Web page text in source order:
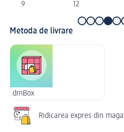
9 12
Metoda de livrare
dmBox
Ridicarea expres din